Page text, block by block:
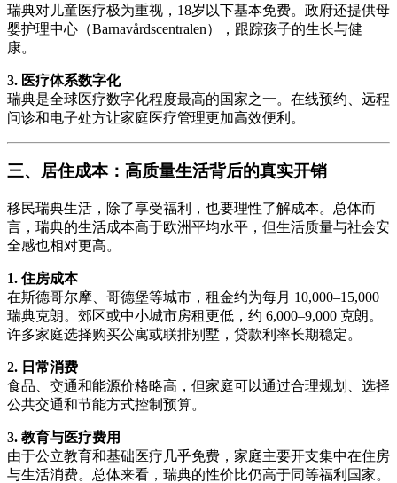
瑞典对儿童医疗极为重视，18岁以下基本免费。政府还提供母
婴护理中心（Barnavårdscentralen），跟踪孩子的生长与健
康。
3. 医疗体系数字化
瑞典是全球医疗数字化程度最高的国家之一。在线预约、远程
问诊和电子处方让家庭医疗管理更加高效便利。
三、居住成本：高质量生活背后的真实开销
移民瑞典生活，除了享受福利，也要理性了解成本。总体而
言，瑞典的生活成本高于欧洲平均水平，但生活质量与社会安
全感也相对更高。
1. 住房成本
在斯德哥尔摩、哥德堡等城市，租金约为每月 10,000–15,000
瑞典克朗。郊区或中小城市房租更低，约 6,000–9,000 克朗。
许多家庭选择购买公寓或联排别墅，贷款利率长期稳定。
2. 日常消费
食品、交通和能源价格略高，但家庭可以通过合理规划、选择
公共交通和节能方式控制预算。
3. 教育与医疗费用
由于公立教育和基础医疗几乎免费，家庭主要开支集中在住房
与生活消费。总体来看，瑞典的性价比仍高于同等福利国家。